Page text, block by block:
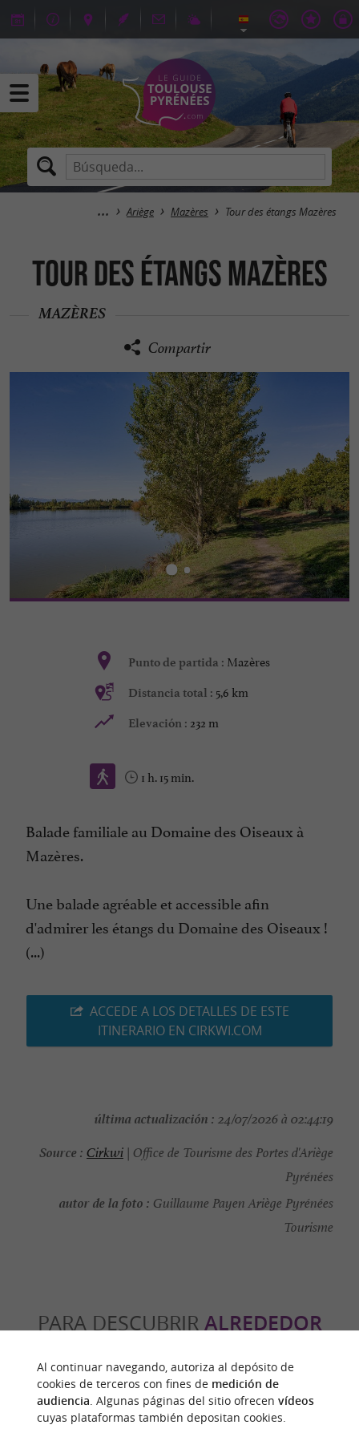
Ariège Mazères Tour des étangs Mazères
Tour des étangs Mazères
MAZÈRES
Compartir
Punto de partida : Mazères
Distancia total : 5,6 km
Elevación : 232 m
1 h. 15 min.
Balade familiale au Domaine des Oiseaux à
Mazères.
Une balade agréable et accessible afin
d'admirer les étangs du Domaine des Oiseaux !
(...)
ACCEDE A LOS DETALLES DE ESTE
ITINERARIO EN CIRKWI.COM
última actualización : 24/07/2026 à 02:44:19
Source : Cirkwi | Office de Tourisme des Portes d'Ariège
Pyrénées
autor de la foto : Guillaume Payen Ariège Pyrénées
Tourisme
PARA DESCUBRIRALREDEDOR
Descubrir Información Alojamiento
Al continuar navegando, autoriza al depósito de
cookies de terceros con fines de medición de
audiencia . Algunas páginas del sitio ofrecen vídeos
cuyas plataformas también depositan cookies.